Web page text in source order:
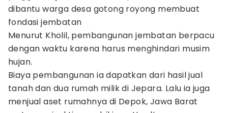
dibantu warga desa gotong royong membuat
fondasi jembatan
Menurut Kholil, pembangunan jembatan berpacu
dengan waktu karena harus menghindari musim
hujan.
Biaya pembangunan ia dapatkan dari hasil jual
tanah dan dua rumah milik di Jepara. Lalu ia juga
menjual aset rumahnya di Depok, Jawa Barat